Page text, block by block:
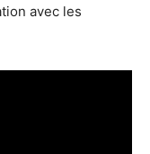
avec les